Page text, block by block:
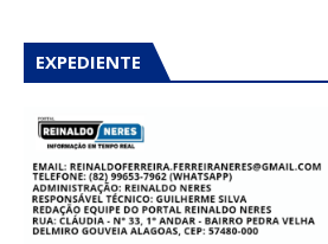
EXPEDIENTE